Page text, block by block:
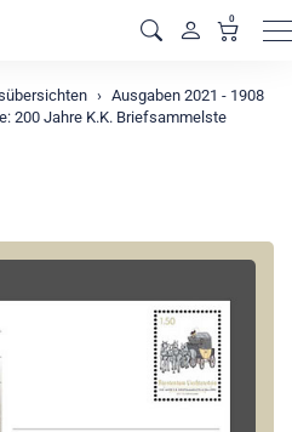
0
Ausgaben 2021 - 1908
200 Jahre K.K. Briefsammelste